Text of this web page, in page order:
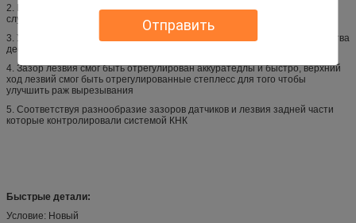
Отправить
2. Прямоугольное лезвие имеет 4 края для того чтобы расширить срок
службы
3. Угол вырезывания смог быть отрегулирован для уменьшения количества
деформации листа
4. Зазор лезвия смог быть отрегулирован аккуратедлы и быстро, верхний
ход лезвий смог быть отрегулированные степлесс для того чтобы
улучшить раж вырезывания
5. Соответствуя разнообразие зазоров датчиков и лезвия задней части
которые контролировали системой КНК
Быстрые детали:
Условие: Новый